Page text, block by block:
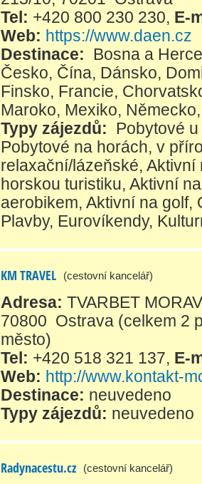
Tel: +420 800 230 230, E-
Web: https://www.daen.cz
Destinace:
Bosna a
Česko, Čína, Dánsko,
Finsko, Francie,
Maroko, Mexiko, Německo
Typy zájezdů:
Pobytové
Pobytové na horách, v
relaxační/lázeňské, Aktivní
horskou turistiku, Aktivní
aerobikem, Aktivní na golf,
Plavby, Eurovíkendy,
KM TRAVEL (cestovní kancelář)
Adresa: TVARBET
70800 Ostrava (celkem 2
město)
Tel: +420 518 321 137, E-
Web: http://www.kontakt-
Destinace: neuvedeno
Typy zájezdů: neuvedeno
Radynacestu.cz (cestovní kancelář)